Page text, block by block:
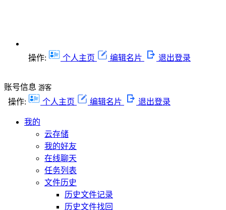
操作: 个人主页 编辑名片 退出登录
账号信息 游客
操作: 个人主页 编辑名片 退出登录
我的
云存储
我的好友
在线聊天
任务列表
文件历史
历史文件记录
历史文件找回